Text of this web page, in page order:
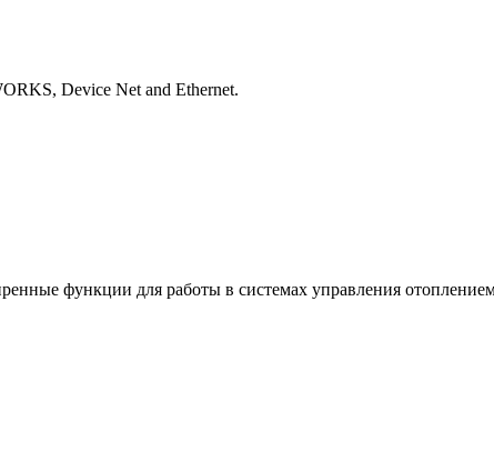
Device Net and Ethernet.
функции для работы в системах управления